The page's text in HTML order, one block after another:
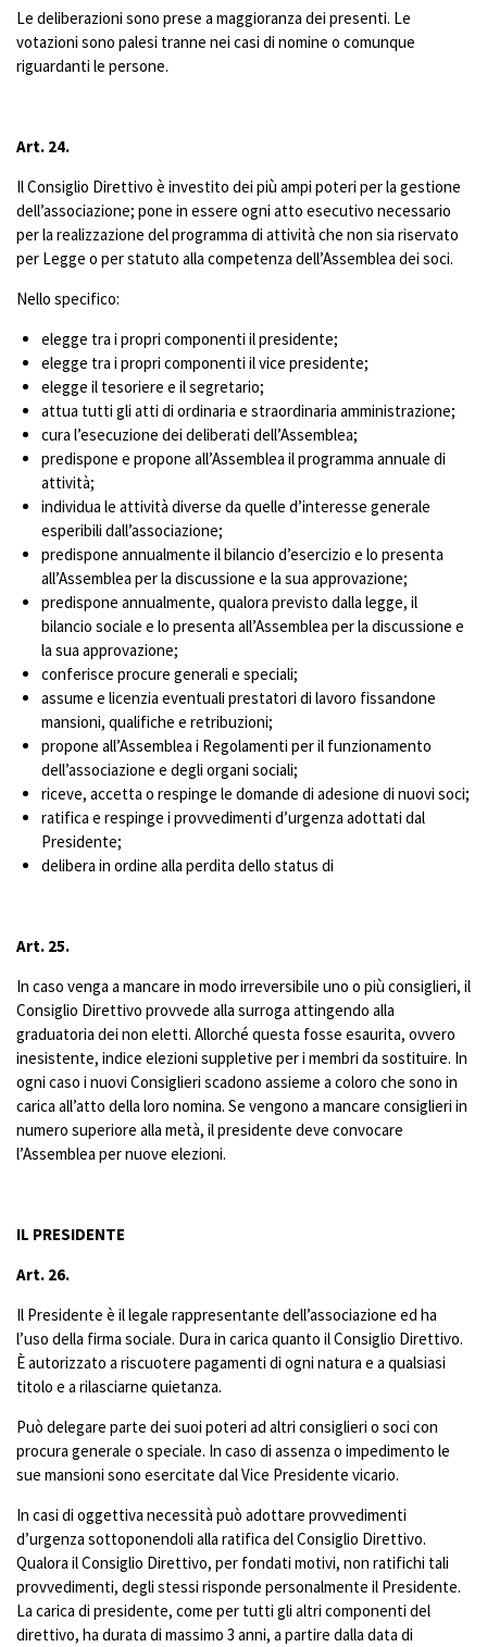
Le deliberazioni sono prese a maggioranza dei presenti. Le
votazioni sono palesi tranne nei casi di nomine o comunque
riguardanti le persone.
Art. 24.
Il Consiglio Direttivo è investito dei più ampi poteri per la gestione
dell’associazione; pone in essere ogni atto esecutivo necessario
per la realizzazione del programma di attività che non sia riservato
per Legge o per statuto alla competenza dell’Assemblea dei soci.
Nello specifico:
elegge tra i propri componenti il presidente;
elegge tra i propri componenti il vice presidente;
elegge il tesoriere e il segretario;
attua tutti gli atti di ordinaria e straordinaria amministrazione;
cura l’esecuzione dei deliberati dell’Assemblea;
predispone e propone all’Assemblea il programma annuale di
attività;
individua le attività diverse da quelle d’interesse generale
esperibili dall’associazione;
predispone annualmente il bilancio d’esercizio e lo presenta
all’Assemblea per la discussione e la sua approvazione;
predispone annualmente, qualora previsto dalla legge, il
bilancio sociale e lo presenta all’Assemblea per la discussione e
la sua approvazione;
conferisce procure generali e speciali;
assume e licenzia eventuali prestatori di lavoro fissandone
mansioni, qualifiche e retribuzioni;
propone all’Assemblea i Regolamenti per il funzionamento
dell’associazione e degli organi sociali;
riceve, accetta o respinge le domande di adesione di nuovi soci;
ratifica e respinge i provvedimenti d’urgenza adottati dal
Presidente;
delibera in ordine alla perdita dello status di
Art. 25.
In caso venga a mancare in modo irreversibile uno o più consiglieri, il
Consiglio Direttivo provvede alla surroga attingendo alla
graduatoria dei non eletti. Allorché questa fosse esaurita, ovvero
inesistente, indice elezioni suppletive per i membri da sostituire. In
ogni caso i nuovi Consiglieri scadono assieme a coloro che sono in
carica all’atto della loro nomina. Se vengono a mancare consiglieri in
numero superiore alla metà, il presidente deve convocare
l’Assemblea per nuove elezioni.
IL PRESIDENTE
Art. 26.
Il Presidente è il legale rappresentante dell’associazione ed ha
l’uso della firma sociale. Dura in carica quanto il Consiglio Direttivo.
È autorizzato a riscuotere pagamenti di ogni natura e a qualsiasi
titolo e a rilasciarne quietanza.
Può delegare parte dei suoi poteri ad altri consiglieri o soci con
procura generale o speciale. In caso di assenza o impedimento le
sue mansioni sono esercitate dal Vice Presidente vicario.
In casi di oggettiva necessità può adottare provvedimenti
d’urgenza sottoponendoli alla ratifica del Consiglio Direttivo.
Qualora il Consiglio Direttivo, per fondati motivi, non ratifichi tali
provvedimenti, degli stessi risponde personalmente il Presidente.
La carica di presidente, come per tutti gli altri componenti del
direttivo, ha durata di massimo 3 anni, a partire dalla data di